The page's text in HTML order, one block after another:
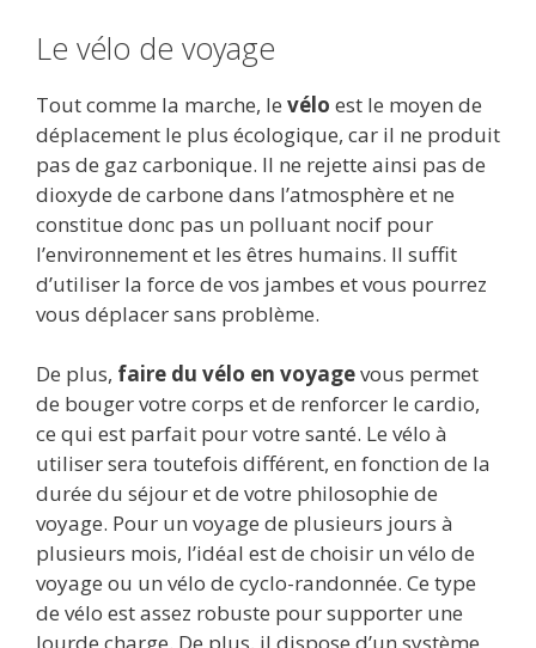
Le vélo de voyage
Tout comme la marche, le vélo est le moyen de
déplacement le plus écologique, car il ne produit
pas de gaz carbonique. Il ne rejette ainsi pas de
dioxyde de carbone dans l’atmosphère et ne
constitue donc pas un polluant nocif pour
l’environnement et les êtres humains. Il suffit
d’utiliser la force de vos jambes et vous pourrez
vous déplacer sans problème.
De plus, faire du vélo en voyagevous permet
de bouger votre corps et de renforcer le cardio,
ce qui est parfait pour votre santé. Le vélo à
utiliser sera toutefois différent, en fonction de la
durée du séjour et de votre philosophie de
voyage. Pour un voyage de plusieurs jours à
plusieurs mois, l’idéal est de choisir un vélo de
voyage ou un vélo de cyclo-randonnée. Ce type
de vélo est assez robuste pour supporter une